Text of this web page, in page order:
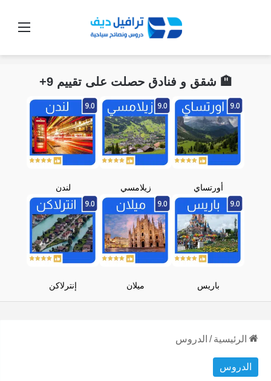
🏨 شقق و فنادق حصلت على تقييم 9+
أورتساي زيلامسي لندن
باريس ميلان إنترلاكن
الرئيسية / الدروس
الدروس